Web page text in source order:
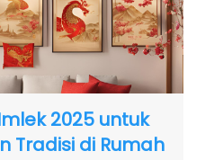
2025 untuk
Tradisi di Rumah